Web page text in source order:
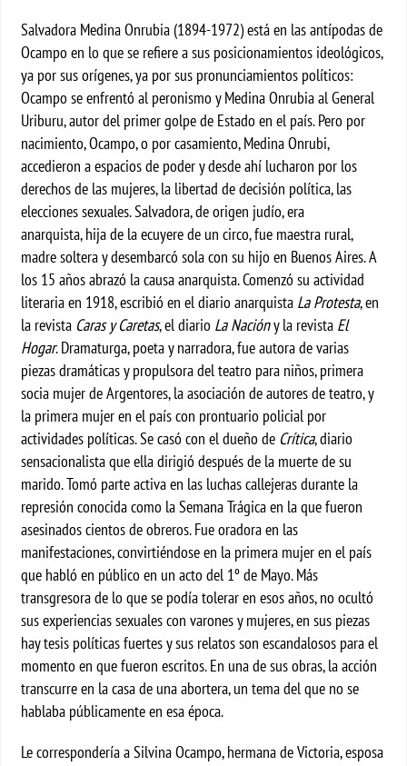
Salvadora Medina Onrubia (1894-1972) está en las antípodas de
Ocampo en lo que se refiere a sus posicionamientos ideológicos,
ya por sus orígenes, ya por sus pronunciamientos políticos:
Ocampo se enfrentó al peronismo y Medina Onrubia al General
Uriburu, autor del primer golpe de Estado en el país. Pero por
nacimiento, Ocampo, o por casamiento, Medina Onrubi,
accedieron a espacios de poder y desde ahí lucharon por los
derechos de las mujeres, la libertad de decisión política, las
elecciones sexuales. Salvadora, de origen judío, era
anarquista, hija de la ecuyere de un circo, fue maestra rural,
madre soltera y desembarcó sola con su hijo en Buenos Aires. A
los 15 años abrazó la causa anarquista. Comenzó su actividad
literaria en 1918, escribió en el diario anarquista La Protesta, en
la revista Caras y Caretas, el diario La Nacióny la revista El
Hogar. Dramaturga, poeta y narradora, fue autora de varias
piezas dramáticas y propulsora del teatro para niños, primera
socia mujer de Argentores, la asociación de autores de teatro, y
la primera mujer en el país con prontuario policial por
actividades políticas. Se casó con el dueño de Crítica, diario
sensacionalista que ella dirigió después de la muerte de su
marido. Tomó parte activa en las luchas callejeras durante la
represión conocida como la Semana Trágica en la que fueron
asesinados cientos de obreros. Fue oradora en las
manifestaciones, convirtiéndose en la primera mujer en el país
que habló en público en un acto del 1º de Mayo. Más
transgresora de lo que se podía tolerar en esos años, no ocultó
sus experiencias sexuales con varones y mujeres, en sus piezas
hay tesis políticas fuertes y sus relatos son escandalosos para el
momento en que fueron escritos. En una de sus obras, la acción
transcurre en la casa de una abortera, un tema del que no se
hablaba públicamente en esa época.
Le correspondería a Silvina Ocampo, hermana de Victoria, esposa